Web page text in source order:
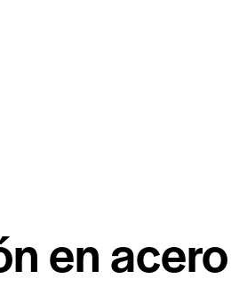
en acero